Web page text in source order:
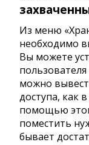
Из меню
необходимо
Вы можете
можно
доступа, как
помощью
поместить
бывает